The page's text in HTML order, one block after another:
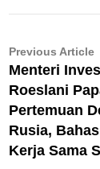
Navigasi
pos
Previous Article
Menteri
Roeslani
Pertemuan
Rusia,
Kerja Sama